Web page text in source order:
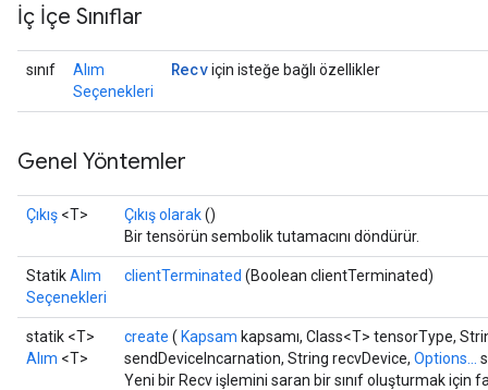
İç İçe Sınıflar
sınıf
Alım
Seçenekleri
Recviçin isteğe bağlı özellikler
Genel Yöntemler
Çıkış <T> Çıkış olarak()
Bir tensörün sembolik tutamacını döndürür.
StatikAlım
Seçenekleri
clientTerminated (Boolean clientTerminated)
statik <T>
Alım <T>
create ( Kapsam kapsamı, Class<T> tensorType,
sendDeviceIncarnation, String recvDevice, Options...
Yeni bir Recv işlemini saran bir sınıf oluşturmak için